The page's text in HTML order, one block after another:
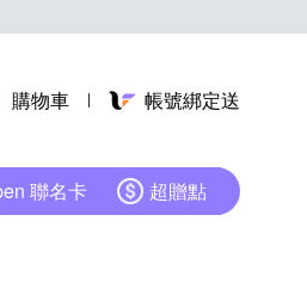
購物車 帳號綁定送
聯名卡 超贈點